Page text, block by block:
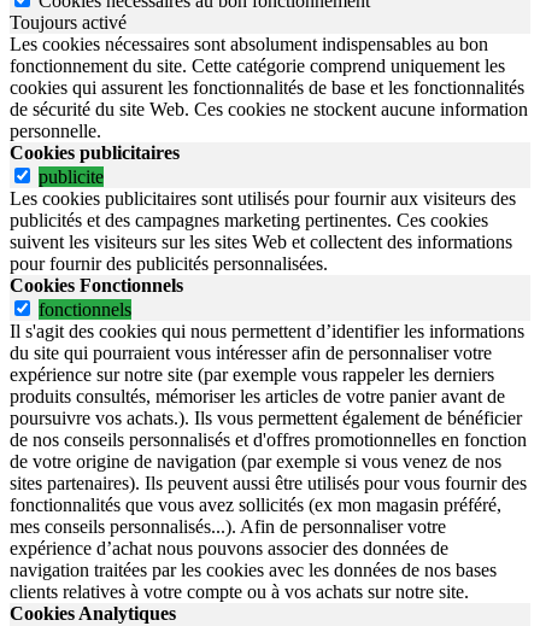
Toujours activé
Les cookies nécessaires sont absolument indispensables au bon
fonctionnement du site. Cette catégorie comprend uniquement les
cookies qui assurent les fonctionnalités de base et les fonctionnalités
de sécurité du site Web. Ces cookies ne stockent aucune information
personnelle.
Cookies publicitaires
publicite
Les cookies publicitaires sont utilisés pour fournir aux visiteurs des
publicités et des campagnes marketing pertinentes. Ces cookies
suivent les visiteurs sur les sites Web et collectent des informations
pour fournir des publicités personnalisées.
Cookies Fonctionnels
fonctionnels
Il s'agit des cookies qui nous permettent d’identifier les informations
du site qui pourraient vous intéresser afin de personnaliser votre
expérience sur notre site (par exemple vous rappeler les derniers
produits consultés, mémoriser les articles de votre panier avant de
poursuivre vos achats.). Ils vous permettent également de bénéficier
de nos conseils personnalisés et d'offres promotionnelles en fonction
de votre origine de navigation (par exemple si vous venez de nos
sites partenaires). Ils peuvent aussi être utilisés pour vous fournir des
fonctionnalités que vous avez sollicités (ex mon magasin préféré,
mes conseils personnalisés...). Afin de personnaliser votre
expérience d’achat nous pouvons associer des données de
navigation traitées par les cookies avec les données de nos bases
clients relatives à votre compte ou à vos achats sur notre site.
Cookies Analytiques